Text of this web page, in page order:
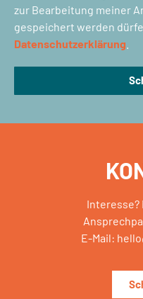
zur Bearbeitung meiner
gespeichert werden
Datenschutzerklärung
Interesse?
E-Mail: